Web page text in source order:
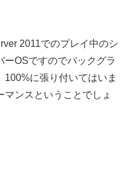
2011でのプレイ中のシ
ーOSですのでバックグラ
に張り付いてはいま
ンスということでしょ